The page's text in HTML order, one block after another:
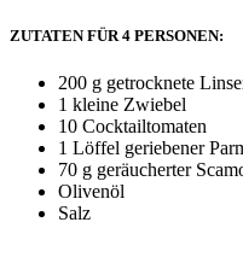
ZUTATEN FÜR 4 PERSONEN:
200 g getrocknete
1 kleine Zwiebel
10 Cocktailtomaten
1 Löffel geriebener
70 g geräucherter
Olivenöl
Salz